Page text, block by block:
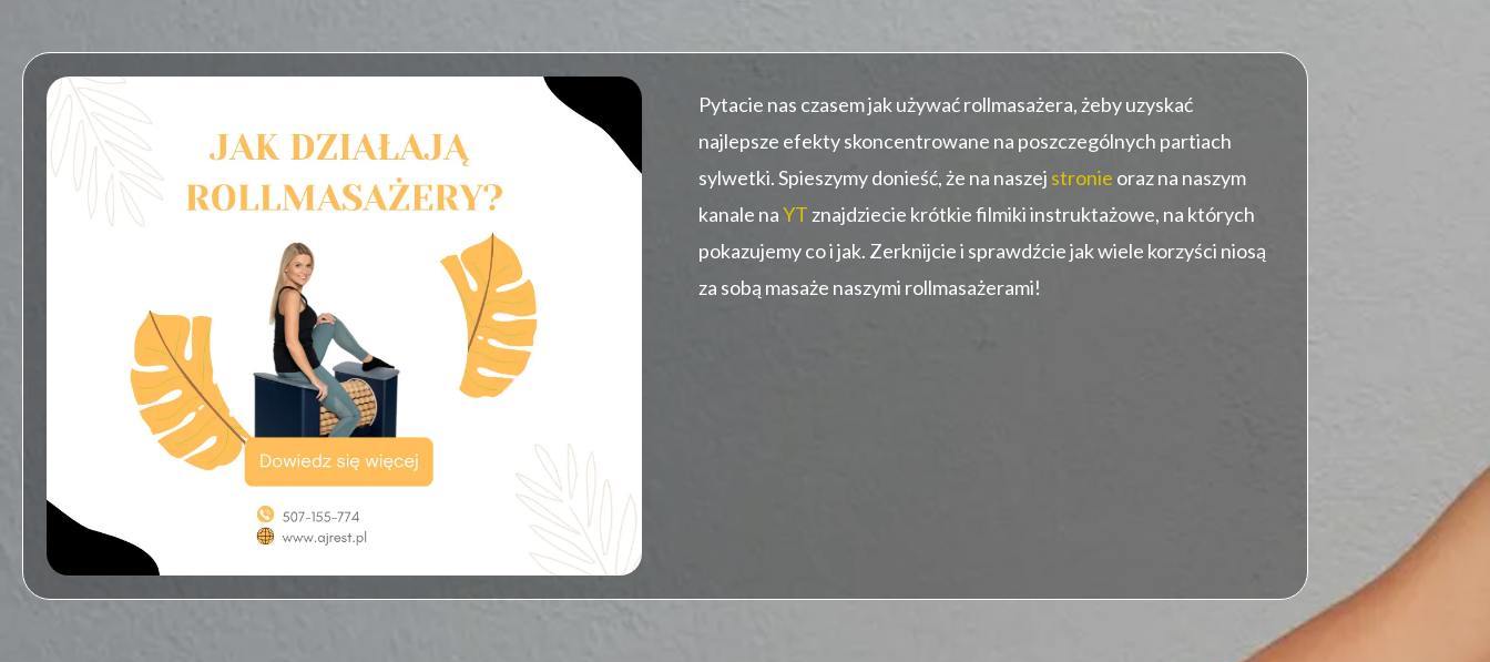
Pytacie nas czasem jak używać rollmasażera, żeby uzyskać
najlepsze efekty skoncentrowane na poszczególnych partiach
sylwetki. Spieszymy donieść, że na naszej stronie oraz na naszym
kanale naYT znajdziecie krótkie filmiki instruktażowe, na których
pokazujemy co i jak. Zerknijcie i sprawdźcie jak wiele korzyści niosą
za sobą masaże naszymi rollmasażerami!